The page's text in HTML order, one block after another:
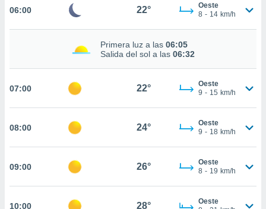
botón
a la
ya sean
nos
en
perfil
y
CONTINUAR
06:00 22°
Oeste
8 - 14 km/h
Primera luz a las 06:05
Salida del sol a las 06:32
07:00 22°
Oeste
9 - 15 km/h
08:00 24°
Oeste
9 - 18 km/h
09:00 26°
Oeste
8 - 19 km/h
10:00 28°
Oeste